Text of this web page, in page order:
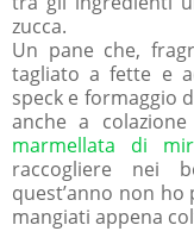
zucca.
Un pane che,
tagliato a fette e
speck e formaggio
anche a
marmellata di
raccogliere nei
quest’anno non
mangiati appena